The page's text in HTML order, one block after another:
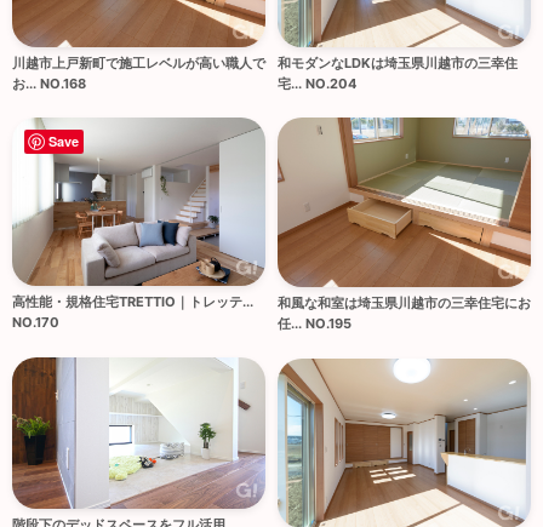
川越市上戸新町で施工レベルが高い職人で
お... NO.168
和モダンなLDKは埼玉県川越市の三幸住
宅... NO.204
高性能・規格住宅TRETTIO｜トレッテ...
NO.170
和風な和室は埼玉県川越市の三幸住宅にお
任... NO.195
Save